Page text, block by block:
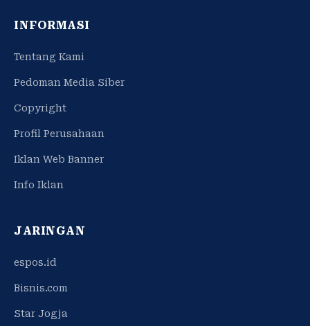
INFORMASI
Tentang Kami
Pedoman Media Siber
Copyright
Profil Perusahaan
Iklan Web Banner
Info Iklan
JARINGAN
espos.id
Bisnis.com
Star Jogja